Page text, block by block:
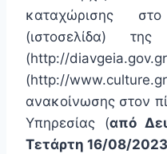
καταχώρισης
(ιστοσελίδα)
(http://
(http://
ανακοίνωσης στον
Υπηρεσίας (από
Τετάρτη 16/08/